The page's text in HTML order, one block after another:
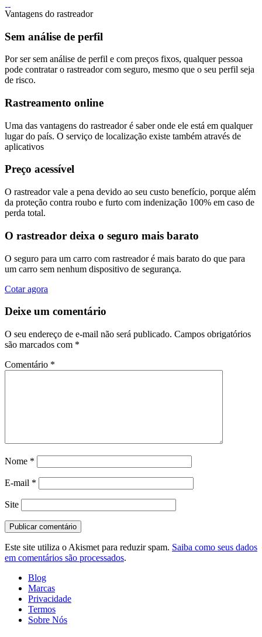
Vantagens do rastreador
Sem análise de perfil
Por ser sem análise de perfil e com preços fixos, qualquer pessoa
pode contratar o rastreador com seguro, mesmo que o seu perfil seja
de risco.
Rastreamento online
Uma das vantagens do rastreador é saber onde ele está em qualquer
lugar do país. O serviço de localização existe também através de
aplicativos
Preço acessível
O rastreador vale a pena devido ao seu custo benefício, porque além
da proteção contra roubo e furto com indenização 100% em caso de
perda total.
O rastreador deixa o seguro mais barato
O seguro para um carro com rastreador é mais barato do que para
um carro sem nenhum dispositivo de segurança.
Cotar agora
Deixe um comentário
O seu endereço de e-mail não será publicado. Campos obrigatórios
são marcados com *
Comentário *
Nome *
E-mail *
Site
Este site utiliza o Akismet para reduzir spam. Saiba como seus dados
em comentários são processados.
Blog
Marcas
Privacidade
Termos
Sobre Nós